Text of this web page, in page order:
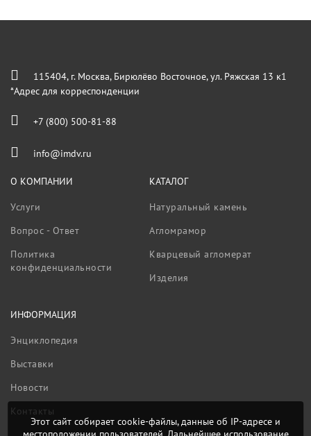
115404, г. Москва, Бирюлёво Восточное, ул. Ряжская 13 к1
*Адрес для корреспонденции
+7 (800) 500-81-88
info@imdv.ru
О КОМПАНИИ
Услуги
Вопрос - Ответ
Политика
конфиденциальности
КАТАЛОГ
Натуральный камень
Агломрамор
Кварцевый агломерат
Изделия
ИНФОРМАЦИЯ
Энциклопедия
Выставки
Новости
Контакты
Этот сайт собирает cookie-файлы, данные об IP-адресе и